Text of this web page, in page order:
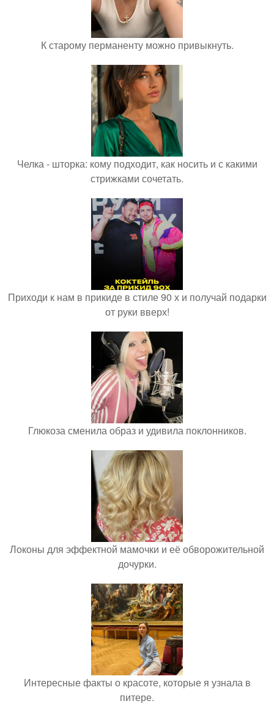
К старому перманенту можно привыкнуть.
Челка - шторка: кому подходит, как носить и с какими
стрижками сочетать.
Приходи к нам в прикиде в стиле 90 х и получай подарки
от руки вверх!
Глюкоза сменила образ и удивила поклонников.
Локоны для эффектной мамочки и её обворожительной
дочурки.
Интересные факты о красоте, которые я узнала в
питере.